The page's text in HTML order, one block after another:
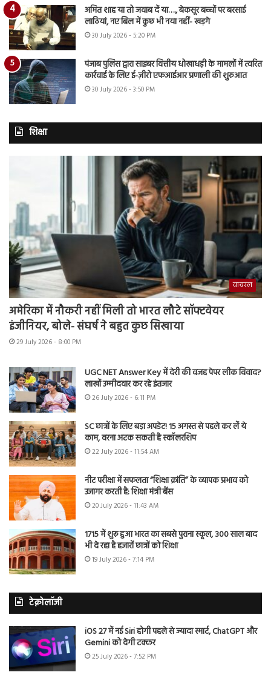
अमित शाह या तो जवाब दें या…., बेकसूर बच्चों पर बरसाई
लाठियां, नए बिल में कुछ भी नया नहीं- खड़गे
30 July 2026 - 5:20 PM
पंजाब पुलिस द्वारा साइबर वित्तीय धोखाधड़ी के मामलों में त्वरित
कार्रवाई के लिए ई-ज़ीरो एफआईआर प्रणाली की शुरुआत
30 July 2026 - 3:50 PM
शिक्षा
वायरल
अमेरिका में नौकरी नहीं मिली तो भारत लौटे सॉफ्टवेयर
इंजीनियर, बोले- संघर्ष ने बहुत कुछ सिखाया
29 July 2026 - 8:00 PM
UGC NET Answer Key में देरी की वजह पेपर लीक विवाद?
लाखों उम्मीदवार कर रहे इंतजार
26 July 2026 - 6:11 PM
SC छात्रों के लिए बड़ा अपडेट! 15 अगस्त से पहले कर लें ये
काम, वरना अटक सकती है स्कॉलरशिप
22 July 2026 - 11:54 AM
नीट परीक्षा में सफलता “शिक्षा क्रांति” के व्यापक प्रभाव को
उजागर करती है: शिक्षा मंत्री बैंस
20 July 2026 - 11:43 AM
1715 में शुरू हुआ भारत का सबसे पुराना स्कूल, 300 साल बाद
भी दे रहा है हजारों छात्रों को शिक्षा
19 July 2026 - 7:14 PM
टेक्नोलॉजी
iOS 27 में नई Siri होगी पहले से ज्यादा स्मार्ट, ChatGPT और
Gemini को देगी टक्कर
25 July 2026 - 7:52 PM